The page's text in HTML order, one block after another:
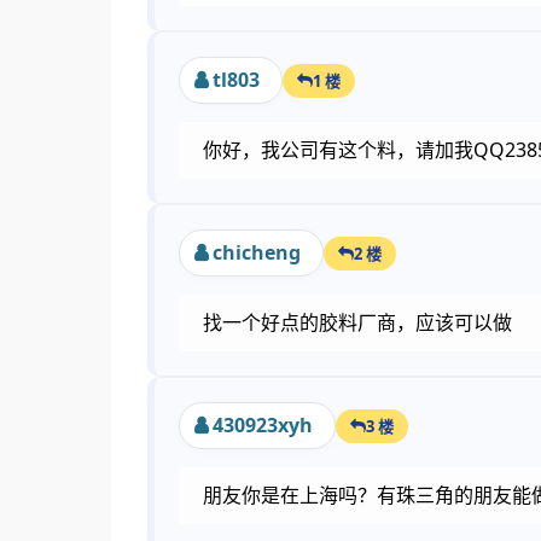
tl803 1 楼
你好，我公司有这个料，请加我
chicheng 2 楼
找一个好点的胶料厂商，应该可以做
430923xyh 3 楼
朋友你是在上海吗？有珠三角的朋友能